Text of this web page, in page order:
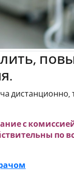
дистанционно,
с
по